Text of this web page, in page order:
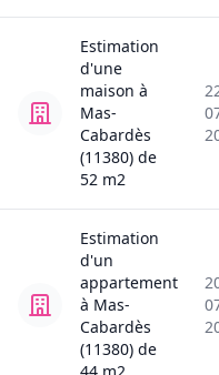
Estimation
d'une
maison à
Mas-
Cabardès
(11380) de
52 m2
Estimation
d'un
appartement
à Mas-
Cabardès
(11380) de